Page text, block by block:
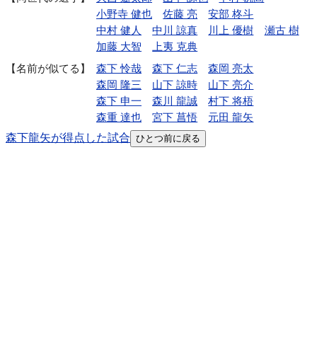
小野寺 健也
佐藤 亮
安部 柊斗
中村 健人
中川 諒真 川上 優樹
瀬古 樹
加藤 大智
上夷 克典
名前が似てる
森下 怜哉 森下 仁志
森岡 亮太
森岡 隆三
山下 諒時
山下 亮介
森下 申一
森川 龍誠
村下 将梧
森重 達也
宮下 菖悟 元田 龍矢
森下龍矢が得点した試合 ひとつ前に戻る